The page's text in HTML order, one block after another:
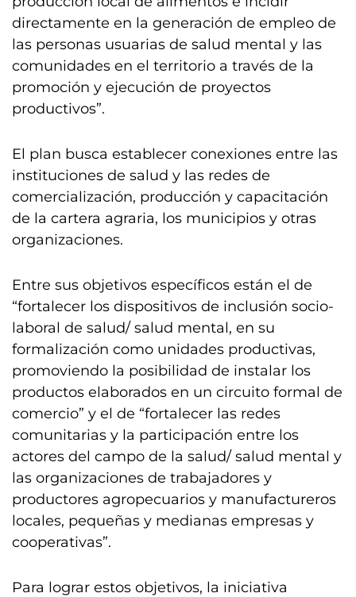
directamente en la generación de empleo de
las personas usuarias de salud mental y las
comunidades en el territorio a través de la
promoción y ejecución de proyectos
productivos”.
El plan busca establecer conexiones entre las
instituciones de salud y las redes de
comercialización, producción y capacitación
de la cartera agraria, los municipios y otras
organizaciones.
Entre sus objetivos específicos están el de
“fortalecer los dispositivos de inclusión socio-
laboral de salud/ salud mental, en su
formalización como unidades productivas,
promoviendo la posibilidad de instalar los
productos elaborados en un circuito formal de
comercio” y el de “fortalecer las redes
comunitarias y la participación entre los
actores del campo de la salud/ salud mental y
las organizaciones de trabajadores y
productores agropecuarios y manufactureros
locales, pequeñas y medianas empresas y
cooperativas”.
Para lograr estos objetivos, la iniciativa